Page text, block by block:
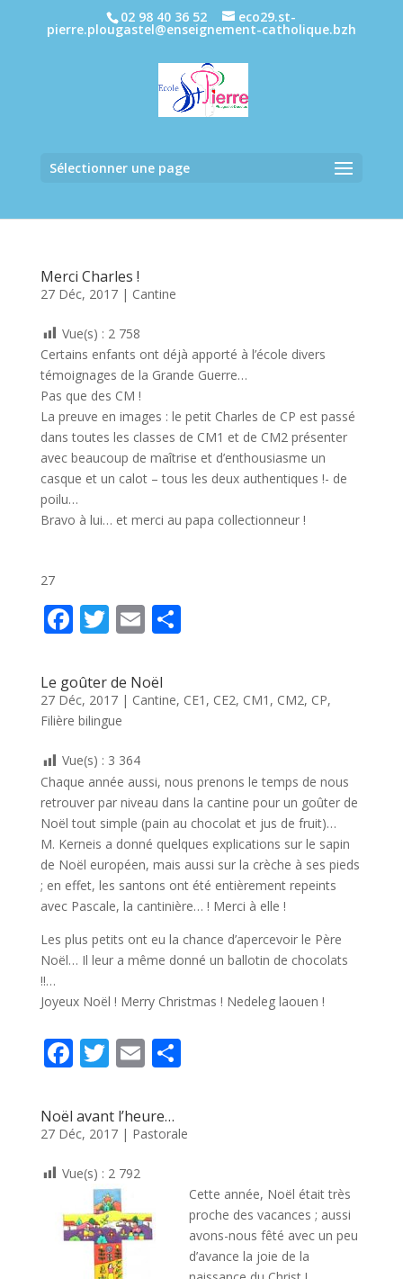
02 98 40 36 52 eco29.st-
pierre.plougastel@enseignement-catholique.bzh
Sélectionner une page
Merci Charles !
27 Déc, 2017| Cantine
Vue(s) : 2 758
Certains enfants ont déjà apporté à l’école divers
témoignages de la Grande Guerre…
Pas que des CM !
La preuve en images : le petit Charles de CP est passé
dans toutes les classes de CM1 et de CM2 présenter
avec beaucoup de maîtrise et d’enthousiasme un
casque et un calot – tous les deux authentiques !- de
poilu…
Bravo à lui… et merci au papa collectionneur !
27
F
e
b
o
o
k
T
itt
er
E
ai
l
P
g
Le goûter de Noël
27 Déc, 2017| Cantine, CE1 , CE2, CM1 , CM2, CP,
Filière bilingue
Vue(s) : 3 364
Chaque année aussi, nous prenons le temps de nous
retrouver par niveau dans la cantine pour un goûter de
Noël tout simple (pain au chocolat et jus de fruit)…
M. Kerneis a donné quelques explications sur le sapin
de Noël européen, mais aussi sur la crèche à ses pieds
; en effet, les santons ont été entièrement repeints
avec Pascale, la cantinière… ! Merci à elle !
Les plus petits ont eu la chance d’apercevoir le Père
Noël… Il leur a même donné un ballotin de chocolats
!!…
Joyeux Noël ! Merry Christmas ! Nedeleg laouen !
F
ac
e
b
o
k
T
w
itt
er
E
m
ai
l
P
g
Noël avant l’heure…
27 Déc, 2017| Pastorale
Vue(s) : 2 792
Cette année, Noël était très
proche des vacances ; aussi
avons-nous fêté avec un peu
d’avance la joie de la